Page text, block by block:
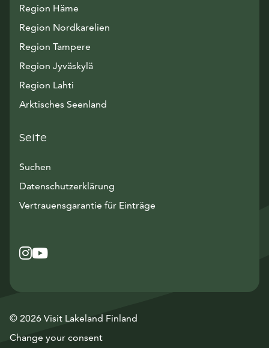
Region Häme
Region Nordkarelien
Region Tampere
Region Jyväskylä
Region Lahti
Arktisches Seenland
Seite
Suchen
Datenschutzerklärung
Vertrauensgarantie für Einträge
Instagram
Avautuu uuteen ikkunaan
YouTube
Avautuu uuteen ikkunaan
© 2026 Visit Lakeland Finland
Change your consent